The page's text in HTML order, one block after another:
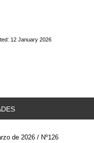
12 January 2026
de 2026 / Nº126